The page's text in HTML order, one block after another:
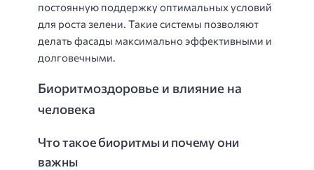
постоянную поддержку оптимальных условий
для роста зелени. Такие системы позволяют
делать фасады максимально эффективными и
долговечными.
Биоритмоздоровье и влияние на
человека
Что такое биоритмы и почему они
важны